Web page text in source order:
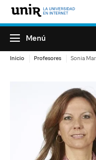
Menú
Inicio Profesores